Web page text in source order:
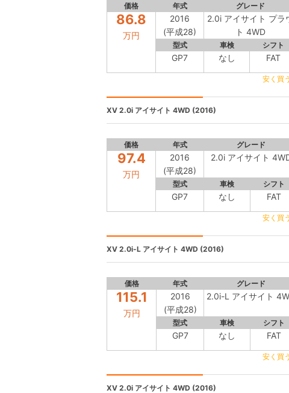
価格 年式 グレード
86.8
万円
2016
(平成28)
2.0i アイサイト プラ
ト 4WD
型式 車検 シフト
GP7 なし FAT
安く買
XV 2.0i アイサイト 4WD (2016)
価格 年式 グレード
97.4
万円
2016
(平成28)
2.0i アイサイト
型式 車検 シフト
GP7 なし FAT
安く買
XV 2.0i-L アイサイト 4WD (2016)
価格 年式 グレード
115.1
万円
2016
(平成28)
2.0i-L アイサイト
型式 車検 シフト
GP7 なし FAT
安く買
XV 2.0i アイサイト 4WD (2016)